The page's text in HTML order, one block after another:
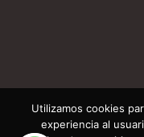
Términos,
Utilizamos cookies
experiencia al